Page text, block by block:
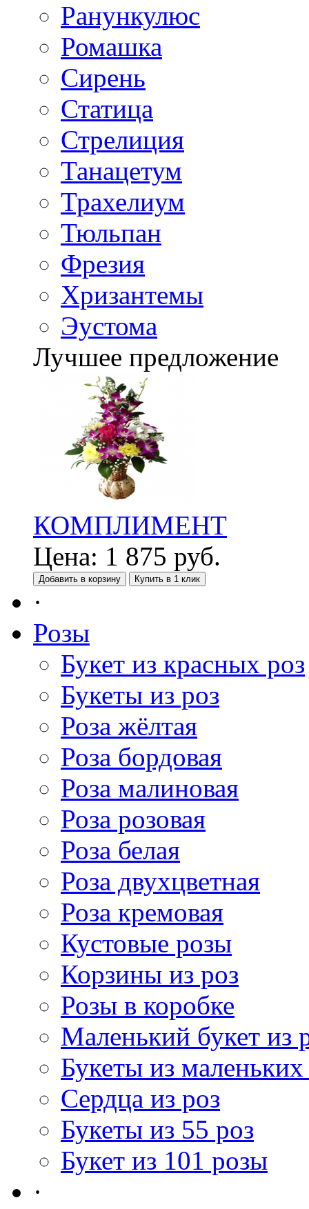
Ранункулюс
Ромашка
Сирень
Статица
Стрелиция
Танацетум
Трахелиум
Тюльпан
Фрезия
Хризантемы
Эустома
Лучшее предложение
КОМПЛИМЕНТ
Цена: 1 875 руб.
Добавить в корзину Купить в 1 клик
·
Розы
Букет из красных роз
Букеты из роз
Роза жёлтая
Роза бордовая
Роза малиновая
Роза розовая
Роза белая
Роза двухцветная
Роза кремовая
Кустовые розы
Корзины из роз
Розы в коробке
Маленький букет из
Букеты из маленьких
Сердца из роз
Букеты из 55 роз
Букет из 101 розы
·